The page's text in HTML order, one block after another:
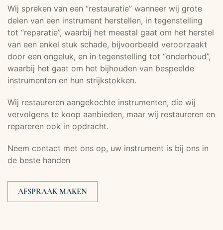
Wij spreken van een “restauratie” wanneer wij grote
delen van een instrument herstellen, in tegenstelling
tot “reparatie”, waarbij het meestal gaat om het herstel
van een enkel stuk schade, bijvoorbeeld veroorzaakt
door een ongeluk, en in tegenstelling tot “onderhoud”,
waarbij het gaat om het bijhouden van bespeelde
instrumenten en hun strijkstokken.
Wij restaureren aangekochte instrumenten, die wij
vervolgens te koop aanbieden, maar wij restaureren en
repareren ook in opdracht.
Neem contact met ons op, uw instrument is bij ons in
de beste handen
AFSPRAAK MAKEN